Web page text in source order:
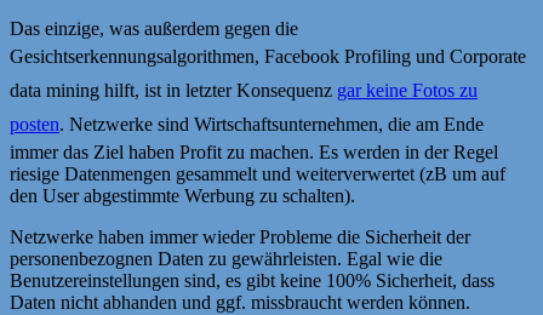
Das einzige, was außerdem gegen die
Gesichtserkennungsalgorithmen, Facebook Profiling und Corporate
data mining hilft, ist in letzter Konsequenz gar keine Fotos zu
posten. Netzwerke sind Wirtschaftsunternehmen, die am Ende
immer das Ziel haben Profit zu machen. Es werden in der Regel
riesige Datenmengen gesammelt und weiterverwertet (zB um auf
den User abgestimmte Werbung zu schalten).
Netzwerke haben immer wieder Probleme die Sicherheit der
personenbezognen Daten zu gewährleisten. Egal wie die
Benutzereinstellungen sind, es gibt keine 100% Sicherheit, dass
Daten nicht abhanden und ggf. missbraucht werden können.